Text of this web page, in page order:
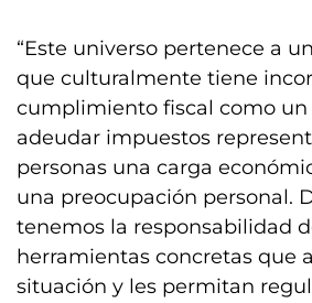
“Este universo pertenece a
que culturalmente tiene
cumplimiento fiscal como un
adeudar impuestos
personas una carga
una preocupación personal.
tenemos la responsabilidad
herramientas concretas que
situación y les permitan